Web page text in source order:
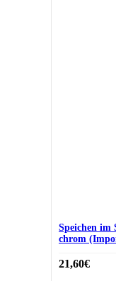
Speichen im
chrom
21,60€